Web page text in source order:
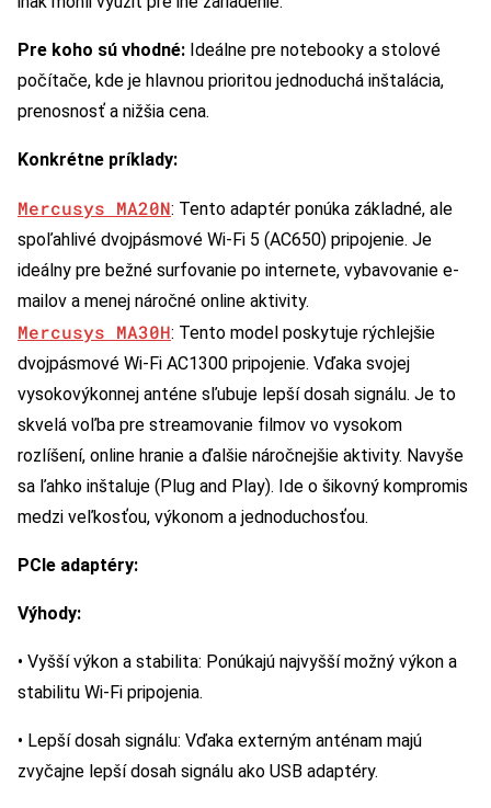
Pre koho sú vhodné: Ideálne pre notebooky a stolové
počítače, kde je hlavnou prioritou jednoduchá inštalácia,
prenosnosť a nižšia cena.
Konkrétne príklady:
Mercusys MA20N: Tento adaptér ponúka základné, ale
spoľahlivé dvojpásmové Wi-Fi 5 (AC650) pripojenie. Je
ideálny pre bežné surfovanie po internete, vybavovanie e-
mailov a menej náročné online aktivity.
Mercusys MA30H: Tento model poskytuje rýchlejšie
dvojpásmové Wi-Fi AC1300 pripojenie. Vďaka svojej
vysokovýkonnej anténe sľubuje lepší dosah signálu. Je to
skvelá voľba pre streamovanie filmov vo vysokom
rozlíšení, online hranie a ďalšie náročnejšie aktivity. Navyše
sa ľahko inštaluje (Plug and Play). Ide o šikovný kompromis
medzi veľkosťou, výkonom a jednoduchosťou.
PCIe adaptéry:
Výhody:
• Vyšší výkon a stabilita: Ponúkajú najvyšší možný výkon a
stabilitu Wi-Fi pripojenia.
• Lepší dosah signálu: Vďaka externým anténam majú
zvyčajne lepší dosah signálu ako USB adaptéry.